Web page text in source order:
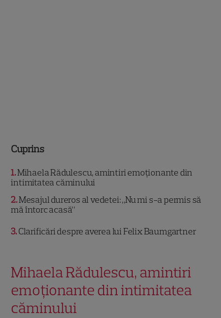
Cuprins
1 Mihaela Rădulescu, amintiri emoționante din
intimitatea căminului
2 Mesajul dureros al vedetei: „Nu mi s-a permis să
mă întorc acasă”
3 Clarificări despre averea lui Felix Baumgartner
Mihaela Rădulescu, amintiri
emoționante din intimitatea
căminului